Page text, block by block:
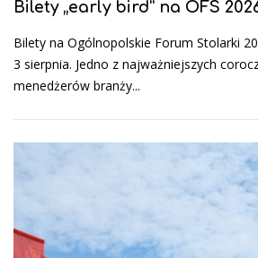
Bilety „early bird” na OFS
Bilety na Ogólnopolskie Forum Stolarki
3 sierpnia. Jedno z najważniejszych
menedżerów branży...